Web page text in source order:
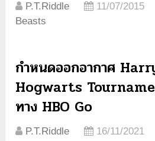
P.T.Riddle 11/07/2015
Beasts
กำหนดออกอากาศ
Hogwarts
ทาง HBO Go
P.T.Riddle 16/11/2021